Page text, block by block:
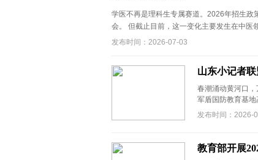
学医不再是理科生专属赛道。2026年招生政
会。 但截止目前，这一变化主要发生在中医
发布时间：2026-07-03
山东小记者
春潮涌动黄河口
军盾国防教育基
发布时间：2026-
教育部开展